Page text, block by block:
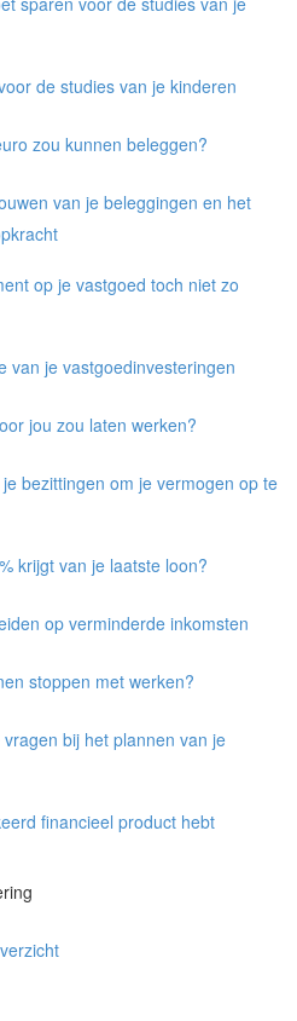
de studies van je kinderen
zou kunnen beleggen?
van je beleggingen en het
op je vastgoed toch niet zo
van je vastgoedinvesteringen
jou zou laten werken?
bezittingen om je vermogen op te
krijgt van je laatste loon?
op verminderde inkomsten
stoppen met werken?
bij het plannen van je
financieel product hebt